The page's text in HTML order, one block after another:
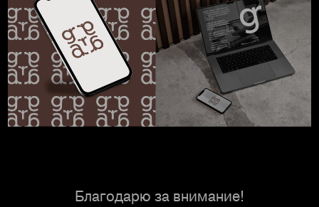
Благодарю за внимание!